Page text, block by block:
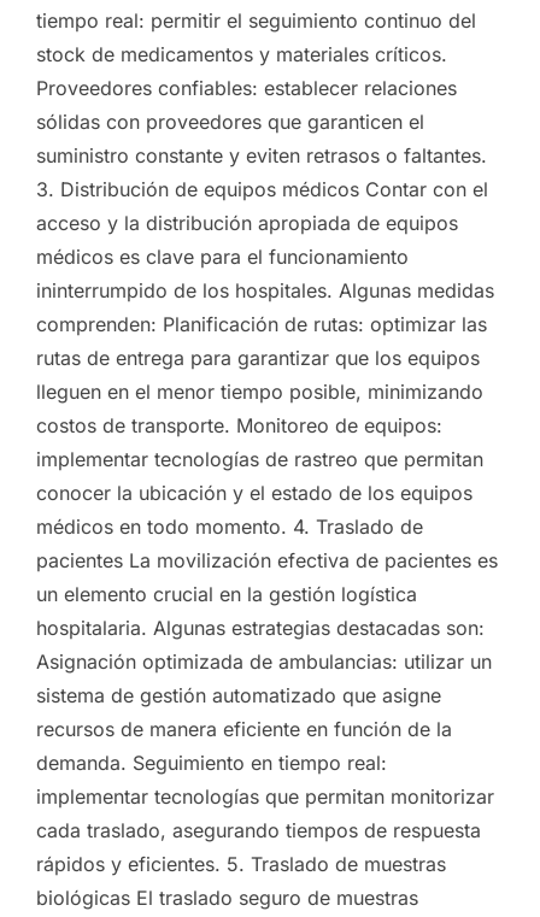
tiempo real: permitir el seguimiento continuo del
stock de medicamentos y materiales críticos.
Proveedores confiables: establecer relaciones
sólidas con proveedores que garanticen el
suministro constante y eviten retrasos o faltantes.
3. Distribución de equipos médicos Contar con el
acceso y la distribución apropiada de equipos
médicos es clave para el funcionamiento
ininterrumpido de los hospitales. Algunas medidas
comprenden: Planificación de rutas: optimizar las
rutas de entrega para garantizar que los equipos
lleguen en el menor tiempo posible, minimizando
costos de transporte. Monitoreo de equipos:
implementar tecnologías de rastreo que permitan
conocer la ubicación y el estado de los equipos
médicos en todo momento. 4. Traslado de
pacientes La movilización efectiva de pacientes es
un elemento crucial en la gestión logística
hospitalaria. Algunas estrategias destacadas son:
Asignación optimizada de ambulancias: utilizar un
sistema de gestión automatizado que asigne
recursos de manera eficiente en función de la
demanda. Seguimiento en tiempo real:
implementar tecnologías que permitan monitorizar
cada traslado, asegurando tiempos de respuesta
rápidos y eficientes. 5. Traslado de muestras
biológicas El traslado seguro de muestras